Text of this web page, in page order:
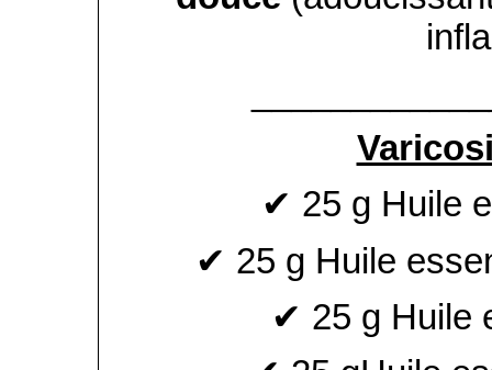
✔ 25 g Huile
✔ 25 g Huile
✔ 25 g Huile